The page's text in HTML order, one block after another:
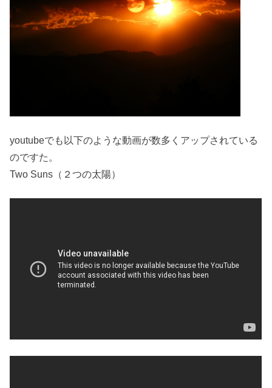
youtubeでも以下のような動画が数多くアップされている
のですた。
Two Suns（２つの太陽）